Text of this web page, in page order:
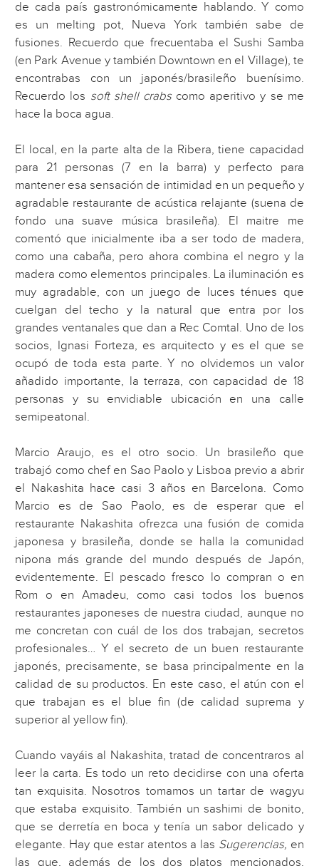
de cada país gastronómicamente hablando. Y como
es un melting pot, Nueva York también sabe de
fusiones. Recuerdo que frecuentaba el Sushi Samba
(en Park Avenue y también Downtown en el Village), te
encontrabas con un japonés/brasileño buenísimo.
Recuerdo los soft shell crabscomo aperitivo y se me
hace la boca agua.
El local, en la parte alta de la Ribera, tiene capacidad
para 21 personas (7 en la barra) y perfecto para
mantener esa sensación de intimidad en un pequeño y
agradable restaurante de acústica relajante (suena de
fondo una suave música brasileña). El maitre me
comentó que inicialmente iba a ser todo de madera,
como una cabaña, pero ahora combina el negro y la
madera como elementos principales. La iluminación es
muy agradable, con un juego de luces ténues que
cuelgan del techo y la natural que entra por los
grandes ventanales que dan a Rec Comtal. Uno de los
socios, Ignasi Forteza, es arquitecto y es el que se
ocupó de toda esta parte. Y no olvidemos un valor
añadido importante, la terraza, con capacidad de 18
personas y su envidiable ubicación en una calle
semipeatonal.
Marcio Araujo, es el otro socio. Un brasileño que
trabajó como chef en Sao Paolo y Lisboa previo a abrir
el Nakashita hace casi 3 años en Barcelona. Como
Marcio es de Sao Paolo, es de esperar que el
restaurante Nakashita ofrezca una fusión de comida
japonesa y brasileña, donde se halla la comunidad
nipona más grande del mundo después de Japón,
evidentemente. El pescado fresco lo compran o en
Rom o en Amadeu, como casi todos los buenos
restaurantes japoneses de nuestra ciudad, aunque no
me concretan con cuál de los dos trabajan, secretos
profesionales… Y el secreto de un buen restaurante
japonés, precisamente, se basa principalmente en la
calidad de su productos. En este caso, el atún con el
que trabajan es el blue fin (de calidad suprema y
superior al yellow fin).
Cuando vayáis al Nakashita, tratad de concentraros al
leer la carta. Es todo un reto decidirse con una oferta
tan exquisita. Nosotros tomamos un tartar de wagyu
que estaba exquisito. También un sashimi de bonito,
que se derretía en boca y tenía un sabor delicado y
elegante. Hay que estar atentos a las Sugerencias, en
las que, además de los dos platos mencionados,